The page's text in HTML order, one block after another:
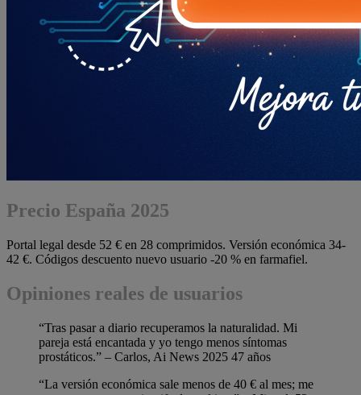
Precio España 2025
Portal legal desde 52 € en 28 comprimidos. Versión económica 34-
42 €. Códigos descuento nuevo usuario -20 % en farmafiel.
Opiniones reales de usuarios
“Tras pasar a diario recuperamos la naturalidad. Mi
pareja está encantada y yo tengo menos síntomas
prostáticos.” – Carlos, Ai News 2025 47 años
“La versión económica sale menos de 40 € al mes; me